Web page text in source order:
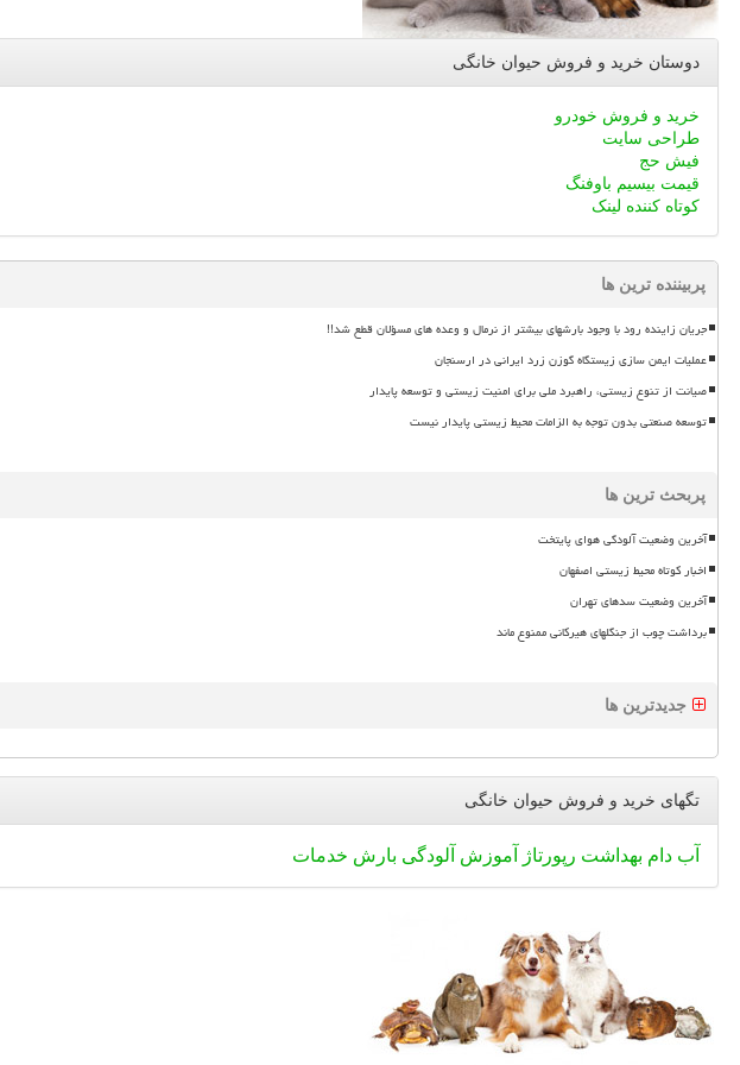
دوستان خرید و فروش حیوان خانگی
خرید و فروش خودرو
طراحی سایت
فیش حج
قیمت بیسیم باوفنگ
کوتاه کننده لینک
پربیننده ترین ها
جریان زاینده رود با وجود بارشهای بیشتر از نرمال و وعده های مسؤلان قطع شد!!
عملیات ایمن سازی زیستگاه گوزن زرد ایرانی در ارسنجان
صیانت از تنوع زیستی، راهبرد ملی برای امنیت زیستی و توسعه پایدار
توسعه صنعتی بدون توجه به الزامات محیط زیستی پایدار نیست
پربحث ترین ها
آخرین وضعیت آلودگی هوای پایتخت
اخبار کوتاه محیط زیستی اصفهان
آخرین وضعیت سدهای تهران
برداشت چوب از جنگلهای هیرکانی ممنوع ماند
جدیدترین ها
تگهای خرید و فروش حیوان خانگی
آب دام بهداشت رپورتاژ آموزش آلودگی بارش خدمات